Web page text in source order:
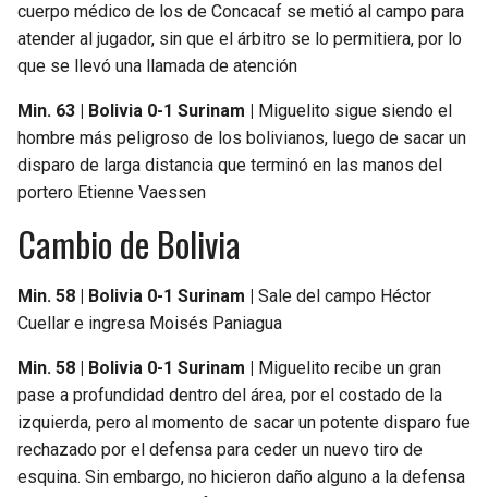
cuerpo médico de los de Concacaf se metió al campo para
atender al jugador, sin que el árbitro se lo permitiera, por lo
que se llevó una llamada de atención
Min. 63 | Bolivia 0-1 Surinam |
Miguelito sigue siendo el
hombre más peligroso de los bolivianos, luego de sacar un
disparo de larga distancia que terminó en las manos del
portero Etienne Vaessen
Cambio de Bolivia
Min. 58 | Bolivia 0-1 Surinam |
Sale del campo Héctor
Cuellar e ingresa Moisés Paniagua
Min. 58 | Bolivia 0-1 Surinam |
Miguelito recibe un gran
pase a profundidad dentro del área, por el costado de la
izquierda, pero al momento de sacar un potente disparo fue
rechazado por el defensa para ceder un nuevo tiro de
esquina. Sin embargo, no hicieron daño alguno a la defensa